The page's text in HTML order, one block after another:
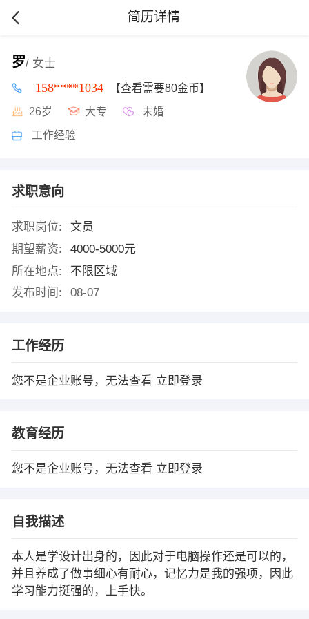
简历详情
罗/ 女士
158****1034 【查看需要80金币】
26岁 大专 未婚
工作经验
求职意向
求职岗位:
文员
期望薪资:
4000-5000元
所在地点:
不限区域
发布时间:
08-07
工作经历
您不是企业账号，无法查看 立即登录
教育经历
您不是企业账号，无法查看 立即登录
自我描述
本人是学设计出身的，因此对于电脑操作还是可以的，
并且养成了做事细心有耐心，记忆力是我的强项，因此
学习能力挺强的，上手快。